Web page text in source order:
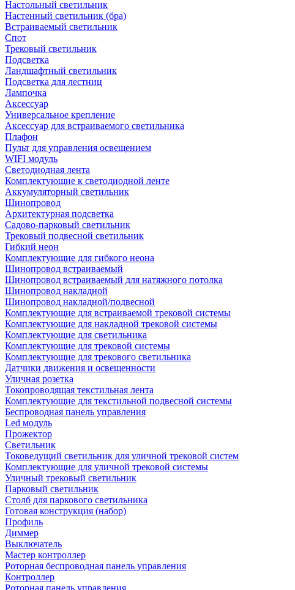
Настольный светильник
Настенный светильник (бра)
Встраиваемый светильник
Спот
Трековый светильник
Подсветка
Ландшафтный светильник
Подсветка для лестниц
Лампочка
Аксессуар
Универсальное крепление
Аксессуар для встраиваемого светильника
Плафон
Пульт для управления освещением
WIFI модуль
Светодиодная лента
Комплектующие к светодиодной ленте
Аккумуляторный светильник
Шинопровод
Архитектурная подсветка
Садово-парковый светильник
Трековый подвесной светильник
Гибкий неон
Комплектующие для гибкого неона
Шинопровод встраиваемый
Шинопровод встраиваемый для натяжного потолка
Шинопровод накладной
Шинопровод накладной/подвесной
Комплектующие для встраиваемой трековой системы
Комплектующие для накладной трековой системы
Комплектующие для светильника
Комплектующие для трековой системы
Комплектующие для трекового светильника
Датчики движения и освещенности
Уличная розетка
Токопроводящая текстильная лента
Комплектующие для текстильной подвесной системы
Беспроводная панель управления
Led модуль
Прожектор
Светильник
Токоведущий светильник для уличной трековой систем
Комплектующие для уличной трековой системы
Уличный трековый светильник
Парковый светильник
Столб для паркового светильника
Готовая конструкция (набор)
Профиль
Диммер
Выключатель
Мастер контроллер
Роторная беспроводная панель управления
Контроллер
Роторная панель управления